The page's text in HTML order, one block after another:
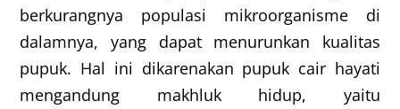
berkurangnya populasi mikroorganisme di
dalamnya, yang dapat menurunkan kualitas
pupuk. Hal ini dikarenakan pupuk cair hayati
mengandung makhluk hidup, yaitu